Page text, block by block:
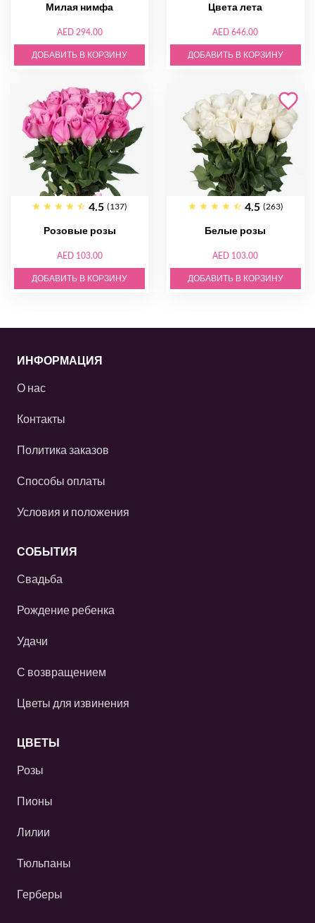
Милая нимфа
AED 294.00
ДОБАВИТЬ В КОРЗИНУ
Цвета лета
AED 646.00
ДОБАВИТЬ В КОРЗИНУ
4.5 (137)
Розовые розы
AED 103.00
ДОБАВИТЬ В КОРЗИНУ
4.5 (263)
Белые розы
AED 103.00
ДОБАВИТЬ В КОРЗИНУ
ИНФОРМАЦИЯ
О нас
Контакты
Политика заказов
Способы оплаты
Условия и положения
СОБЫТИЯ
Свадьба
Рождение ребенка
Удачи
С возвращением
Цветы для извинения
ЦВЕТЫ
Розы
Пионы
Лилии
Тюльпаны
Герберы